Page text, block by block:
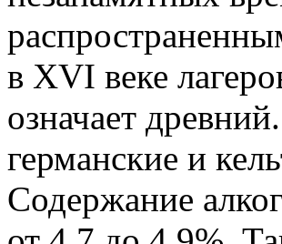
в XVI веке
означает
германские и
Содержание